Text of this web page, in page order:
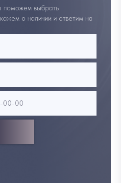
поможем выбрать
о наличии и ответим на